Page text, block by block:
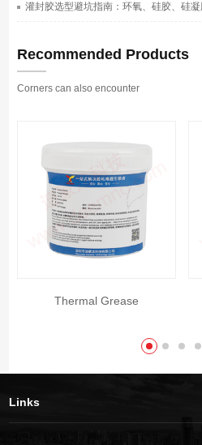
Recommended Products
Corners can also encounter
Thermal Grease
Links